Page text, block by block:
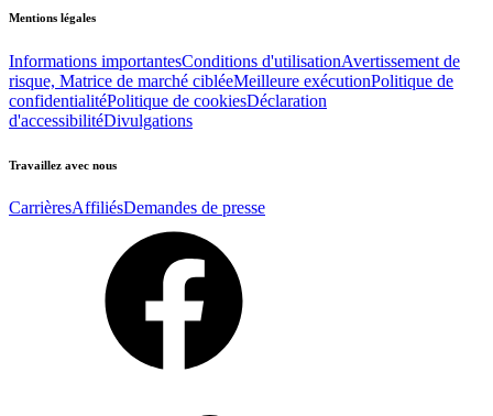
Mentions légales
Informations importantesConditions d'utilisationAvertissement de
risque, Matrice de marché cibléeMeilleure exécutionPolitique de
confidentialitéPolitique de cookiesDéclaration
d'accessibilitéDivulgations
Travaillez avec nous
CarrièresAffiliésDemandes de presse